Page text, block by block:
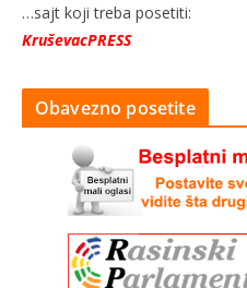
…sajt koji treba posetiti:
KruševacPRESS
Obavezno posetite